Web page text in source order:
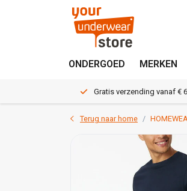
ONDERGOED MERKEN
Gratis verzending vanaf €
Terug naar home